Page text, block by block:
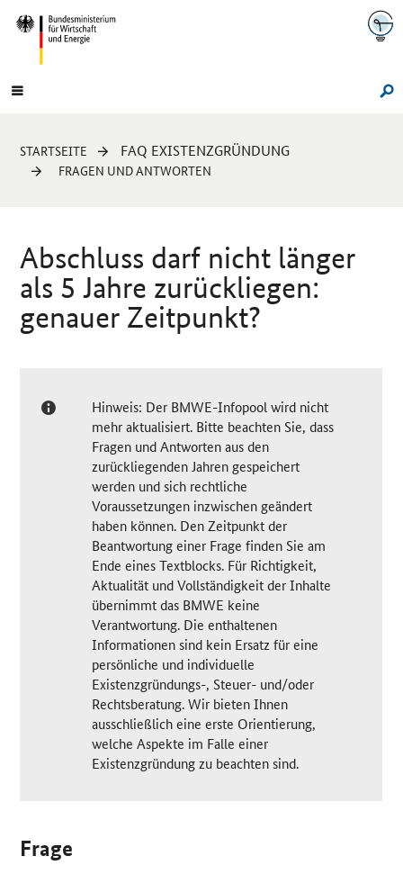
Navigation
Hauptmenü
Sie
sind
STARTSEITE FAQ EXISTENZGRÜNDUNG
FRAGEN UND ANTWORTEN
Abschluss darf nicht länger
als 5 Jahre zurückliegen:
genauer Zeitpunkt?
Hinweis: Der BMWE-Infopool wird nicht
mehr aktualisiert. Bitte beachten Sie, dass
Fragen und Antworten aus den
zurückliegenden Jahren gespeichert
werden und sich rechtliche
Voraussetzungen inzwischen geändert
haben können. Den Zeitpunkt der
Beantwortung einer Frage finden Sie am
Ende eines Textblocks. Für Richtigkeit,
Aktualität und Vollständigkeit der Inhalte
übernimmt das BMWE keine
Verantwortung. Die enthaltenen
Informationen sind kein Ersatz für eine
persönliche und individuelle
Existenzgründungs-, Steuer- und/oder
Rechtsberatung. Wir bieten Ihnen
ausschließlich eine erste Orientierung,
welche Aspekte im Falle einer
Existenzgründung zu beachten sind.
Frage